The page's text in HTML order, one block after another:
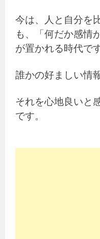
今は、人と自分を
も、「何だか感情
が置かれる時代です
誰かの好ましい情
それを心地良いと
です。